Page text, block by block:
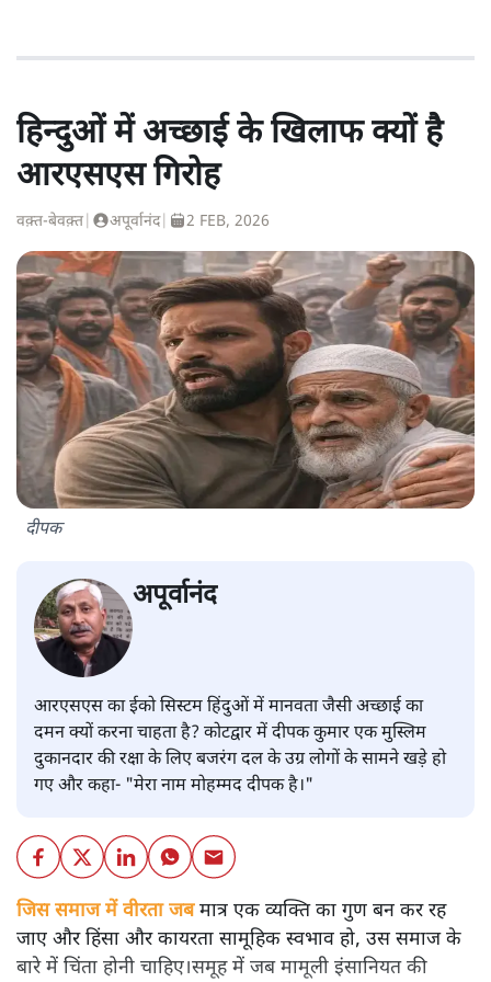
हिन्दुओं में अच्छाई के खिलाफ क्यों है
आरएसएस गिरोह
वक़्त-बेवक़्त अपूर्वानंद| 2 FEB, 2026
दीपक
अपूर्वानंद
आरएसएस का ईको सिस्टम हिंदुओं में मानवता जैसी अच्छाई का
दमन क्यों करना चाहता है? कोटद्वार में दीपक कुमार एक मुस्लिम
दुकानदार की रक्षा के लिए बजरंग दल के उग्र लोगों के सामने खड़े हो
गए और कहा- "मेरा नाम मोहम्मद दीपक है।"
जिस समाज में वीरता जबमात्र एक व्यक्ति का गुण बन कर रह
जाए और हिंसा और कायरता सामूहिक स्वभाव हो, उस समाज के
बारे में चिंता होनी चाहिए।समूह में जब मामूली इंसानियत की